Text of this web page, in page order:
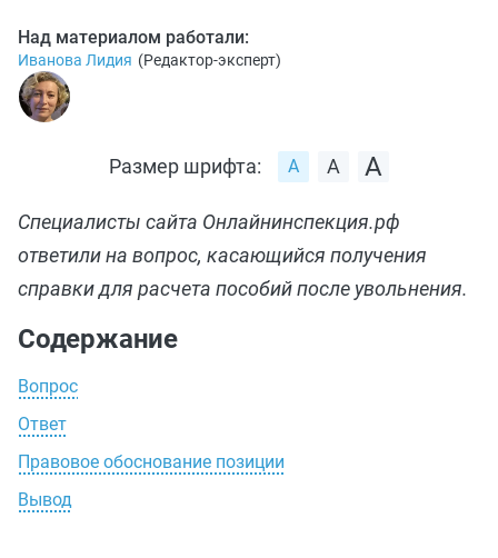
Над материалом работали:
Иванова Лидия (Редактор-эксперт)
Размер шрифта:
Специалисты сайта Онлайнинспекция.рф
ответили на вопрос, касающийся получения
справки для расчета пособий после увольнения.
Содержание
Вопрос
Ответ
Правовое обоснование позиции
Вывод